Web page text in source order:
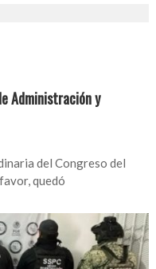
Administración y
del Congreso del
quedó